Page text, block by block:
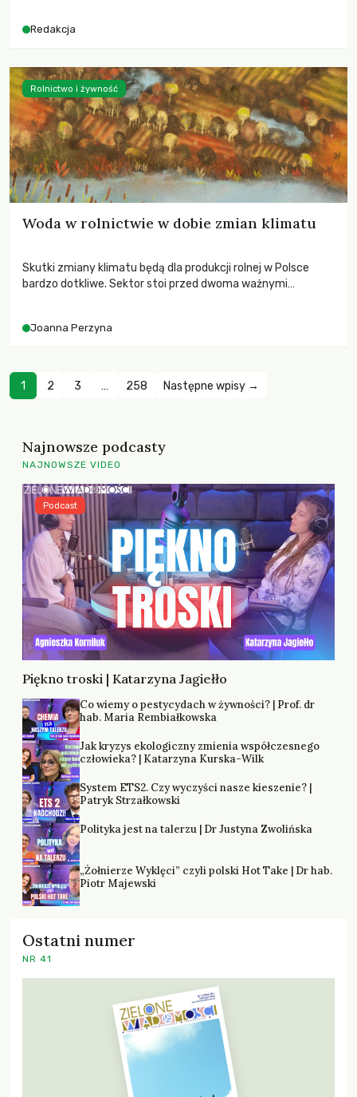
Redakcja
Woda w rolnictwie w dobie zmian klimatu
Skutki zmiany klimatu będą dla produkcji rolnej w Polsce
bardzo dotkliwe. Sektor stoi przed dwoma ważnymi
zachodzących zmian klimatycznych. Wymagać to będzie
Joanna Perzyna
Rolnictwo i żywność
1 2 3 … 258 Następne wpisy →
Najnowsze podcasty
NAJNOWSZE VIDEO
Piękno troski | Katarzyna Jagiełło
Podcast
Co wiemy o pestycydach w żywności? | Prof. dr
hab. Maria Rembiałkowska
Jak kryzys ekologiczny zmienia współczesnego
człowieka? | Katarzyna Kurska-Wilk
System ETS2. Czy wyczyści nasze kieszenie? |
Patryk Strzałkowski
Polityka jest na talerzu | Dr Justyna Zwolińska
„Żołnierze Wyklęci” czyli polski Hot Take | Dr hab.
Piotr Majewski
Ostatni numer
NR 41